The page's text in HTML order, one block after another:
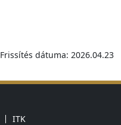
Frissítés dátuma: 2026.04.23
ITK